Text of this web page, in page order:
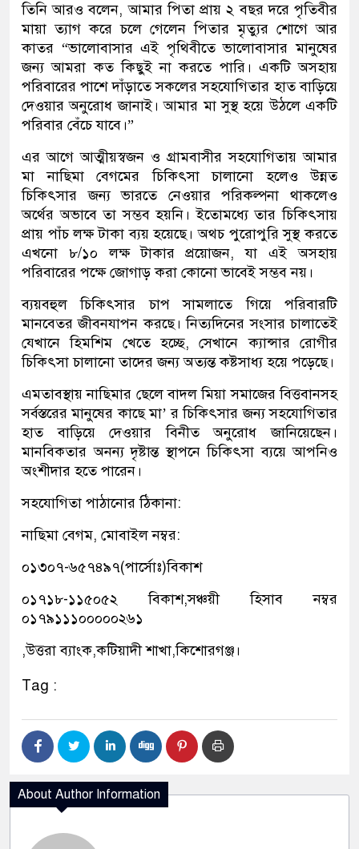
তিনি আরও বলেন, আমার পিতা প্রায় ২ বছর দরে পৃতিবীর
মায়া ত্যাগ করে চলে গেলেন পিতার মৃত্যুর শোগে আর
কাতর “ভালোবাসার এই পৃথিবীতে ভালোবাসার মানুষের
জন্য আমরা কত কিছুই না করতে পারি। একটি অসহায়
পরিবারের পাশে দাঁড়াতে সকলের সহযোগিতার হাত বাড়িয়ে
দেওয়ার অনুরোধ জানাই। আমার মা সুস্থ হয়ে উঠলে একটি
পরিবার বেঁচে যাবে।”
এর আগে আত্মীয়স্বজন ও গ্রামবাসীর সহযোগিতায় আমার
মা নাছিমা বেগমের চিকিৎসা চালানো হলেও উন্নত
চিকিৎসার জন্য ভারতে নেওয়ার পরিকল্পনা থাকলেও
অর্থের অভাবে তা সম্ভব হয়নি। ইতোমধ্যে তার চিকিৎসায়
প্রায় পাঁচ লক্ষ টাকা ব্যয় হয়েছে। অথচ পুরোপুরি সুস্থ করতে
এখনো ৮/১০ লক্ষ টাকার প্রয়োজন, যা এই অসহায়
পরিবারের পক্ষে জোগাড় করা কোনো ভাবেই সম্ভব নয়।
ব্যয়বহুল চিকিৎসার চাপ সামলাতে গিয়ে পরিবারটি
মানবেতর জীবনযাপন করছে। নিত্যদিনের সংসার চালাতেই
যেখানে হিমশিম খেতে হচ্ছে, সেখানে ক্যান্সার রোগীর
চিকিৎসা চালানো তাদের জন্য অত্যন্ত কষ্টসাধ্য হয়ে পড়েছে।
এমতাবস্থায় নাছিমার ছেলে বাদল মিয়া সমাজের বিত্তবানসহ
সর্বস্তরের মানুষের কাছে মা’ র চিকিৎসার জন্য সহযোগিতার
হাত বাড়িয়ে দেওয়ার বিনীত অনুরোধ জানিয়েছেন।
মানবিকতার অনন্য দৃষ্টান্ত স্থাপনে চিকিৎসা ব্যয়ে আপনিও
অংশীদার হতে পারেন।
সহযোগিতা পাঠানোর ঠিকানা:
নাছিমা বেগম, মোবাইল নম্বর:
০১৩০৭-৬৫৭৪৯৭(পার্সোঃ)বিকাশ
০১৭১৮-১১৫০৫২ বিকাশ,সঞ্চয়ী হিসাব নম্বর
০১৭৯১১১০০০০০২৬১
,উত্তরা ব্যাংক,কটিয়াদী শাখা,কিশোরগঞ্জ।
Tag :
About Author Information